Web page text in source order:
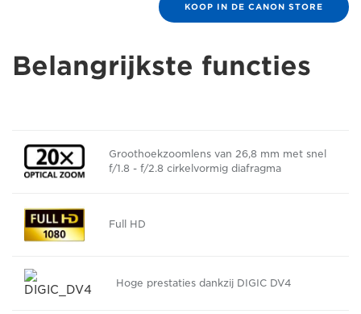
KOOP IN DE CANON STORE
Belangrijkste functies
Groothoekzoomlens van 26,8 mm met snel
f/1.8 - f/2.8 cirkelvormig diafragma
Full HD
Hoge prestaties dankzij DIGIC DV4